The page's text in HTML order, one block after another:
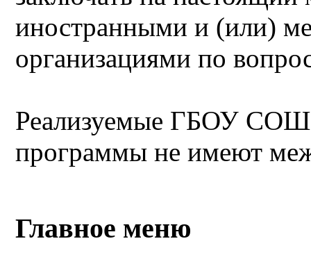
иностранными и (или)
организациями по
Реализуемые ГБОУ СОШ
программы не имеют
Главное меню